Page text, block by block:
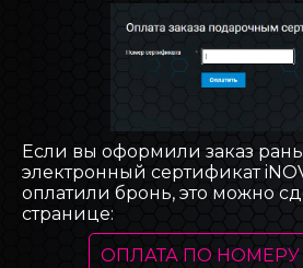
Если вы оформили заказ
электронный сертификат
оплатили бронь, это можно
странице:
ОПЛАТА ПО НОМЕРУ